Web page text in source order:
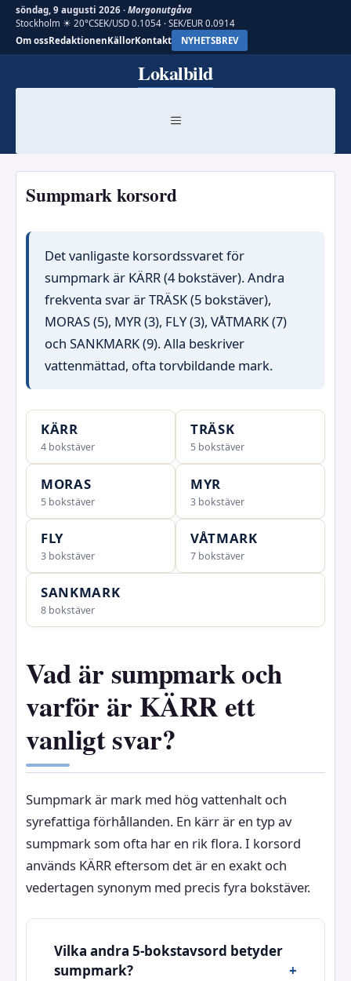
söndag, 9 augusti 2026 · Morgonutgåva
Stockholm ☀ 20°CSEK/USD 0.1054 · SEK/EUR 0.0914
Om ossRedaktionenKällorKontakt NYHETSBREV
Lokalbild
MENY
Sumpmark korsord
Det vanligaste korsordssvaret för
sumpmark är KÄRR (4 bokstäver). Andra
frekventa svar är TRÄSK (5 bokstäver),
MORAS (5), MYR (3), FLY (3), VÅTMARK (7)
och SANKMARK (9). Alla beskriver
vattenmättad, ofta torvbildande mark.
KÄRR
4 bokstäver
TRÄSK
5 bokstäver
MORAS
5 bokstäver
MYR
3 bokstäver
FLY
3 bokstäver
VÅTMARK
7 bokstäver
SANKMARK
8 bokstäver
Vad är sumpmark och
varför är KÄRR ett
vanligt svar?
Sumpmark är mark med hög vattenhalt och
syrefattiga förhållanden. En kärr är en typ av
sumpmark som ofta har en rik flora. I korsord
används KÄRR eftersom det är en exakt och
vedertagen synonym med precis fyra bokstäver.
Vilka andra 5-bokstavsord betyder
sumpmark?